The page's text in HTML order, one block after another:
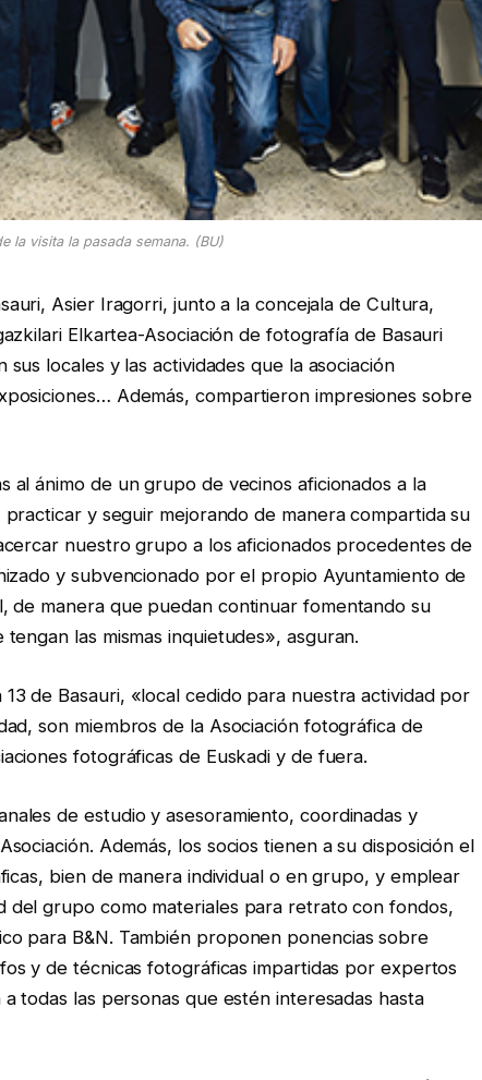
la visita la pasada semana. (BU)
Asier Iragorri, junto a la concejala de Cultura,
Elkartea-Asociación de fotografía de Basauri
locales y las actividades que la asociación
Además, compartieron impresiones sobre
al ánimo de un grupo de vecinos aficionados a la
y seguir mejorando de manera compartida su
nuestro grupo a los aficionados procedentes de
y subvencionado por el propio Ayuntamiento de
de manera que puedan continuar fomentando su
las mismas inquietudes», asguran.
de Basauri, «local cedido para nuestra actividad por
son miembros de la Asociación fotográfica de
fotográficas de Euskadi y de fuera.
de estudio y asesoramiento, coordinadas y
Además, los socios tienen a su disposición el
bien de manera individual o en grupo, y emplear
del grupo como materiales para retrato con fondos,
para B&N. También proponen ponencias sobre
y de técnicas fotográficas impartidas por expertos
todas las personas que estén interesadas hasta